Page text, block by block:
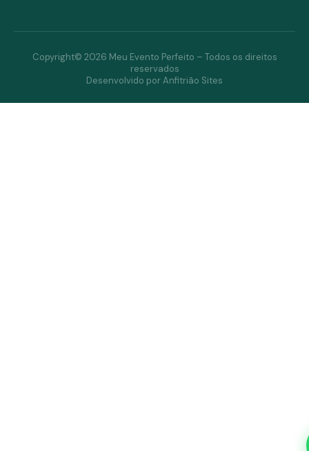
Copyright© 2026 Meu Evento Perfeito – Todos os direitos
reservados
Desenvolvido por Anfitrião Sites